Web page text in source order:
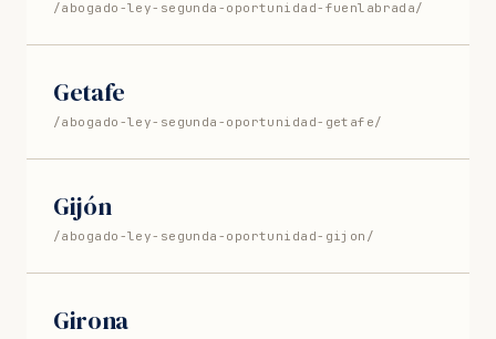
/abogado-ley-segunda-oportunidad-fuenlabrada/
Getafe
/abogado-ley-segunda-oportunidad-getafe/
Gijón
/abogado-ley-segunda-oportunidad-gijon/
Girona